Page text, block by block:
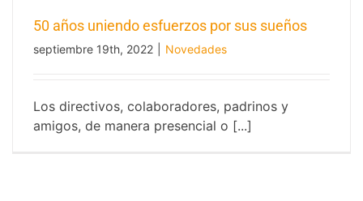
sueños
50 años uniendo esfuerzos por sus sueños
septiembre 19th, 2022 Novedades
Los directivos, colaboradores, padrinos y
amigos, de manera presencial o [...]